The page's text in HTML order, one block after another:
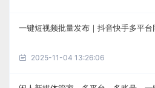
一键短视频批量发布｜抖音快手多平
2025-11-04 13:26:06